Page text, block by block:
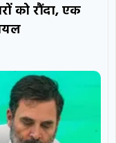
को रौंदा, एक